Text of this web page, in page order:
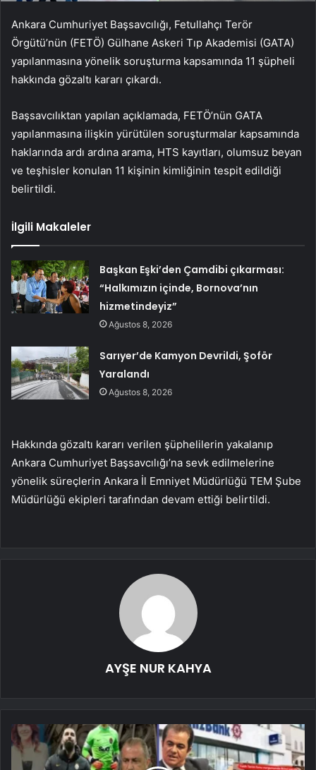
Ankara Cumhuriyet Başsavcılığı, Fetullahçı Terör
Örgütü’nün (FETÖ) Gülhane Askeri Tıp Akademisi (GATA)
yapılanmasına yönelik soruşturma kapsamında 11 şüpheli
hakkında gözaltı kararı çıkardı.
Başsavcılıktan yapılan açıklamada, FETÖ’nün GATA
yapılanmasına ilişkin yürütülen soruşturmalar kapsamında
haklarında ardı ardına arama, HTS kayıtları, olumsuz beyan
ve teşhisler konulan 11 kişinin kimliğinin tespit edildiği
belirtildi.
İlgili Makaleler
Başkan Eşki’den Çamdibi çıkarması:
“Halkımızın içinde, Bornova’nın
hizmetindeyiz”
Ağustos 8, 2026
Sarıyer’de Kamyon Devrildi, Şoför
Yaralandı
Ağustos 8, 2026
Hakkında gözaltı kararı verilen şüphelilerin yakalanıp
Ankara Cumhuriyet Başsavcılığı’na sevk edilmelerine
yönelik süreçlerin Ankara İl Emniyet Müdürlüğü TEM Şube
Müdürlüğü ekipleri tarafından devam ettiği belirtildi.
AYŞE NUR KAHYA